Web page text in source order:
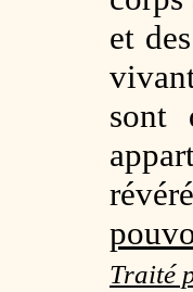
et
sont
Traité